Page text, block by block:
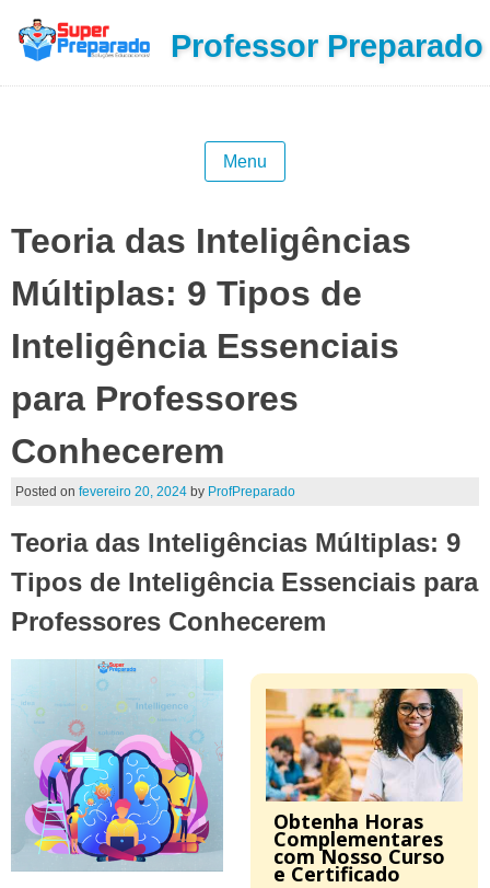
Professor Preparado
Menu
Teoria das Inteligências
Múltiplas: 9 Tipos de
Inteligência Essenciais
para Professores
Conhecerem
Posted on fevereiro 20, 2024by ProfPreparado
Teoria das Inteligências Múltiplas: 9
Tipos de Inteligência Essenciais para
Professores Conhecerem
Obtenha Horas
Complementares
com Nosso Curso
e Certificado